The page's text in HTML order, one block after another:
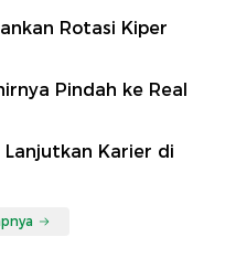
Rotasi Kiper
Pindah ke Real
Karier di